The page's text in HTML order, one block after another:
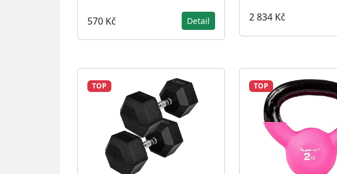
570 Kč Detail 2 834 Kč
TOP TOP